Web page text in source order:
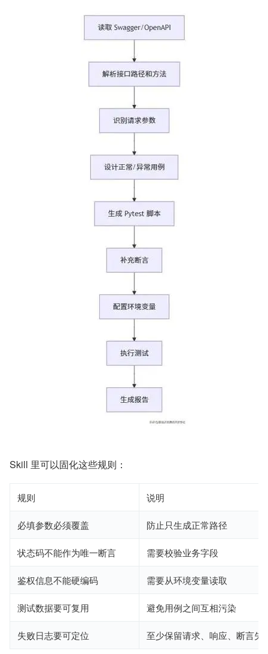
Skill 里可以固化这些规则：
规则 说明
必填参数必须覆盖 防止只生成正常路径
状态码不能作为唯一断言 需要校验业务字段
鉴权信息不能硬编码 需要从环境变量读取
测试数据要可复用 避免用例之间互相污染
失败日志要可定位 至少保留请求、响应、断言失